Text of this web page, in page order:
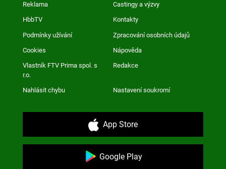
Reklama Castingy a výzvy
HbbTV Kontakty
Podmínky užívání Zpracování osobních údajů
Cookies Nápověda
Vlastník FTV Prima spol. s
r.o.
Redakce
Nahlásit chybu Nastavení soukromí
App Store
Google Play